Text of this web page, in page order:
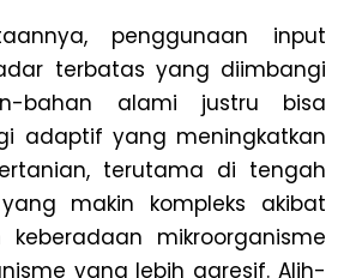
penggunaan input
terbatas yang diimbangi
bahan alami justru bisa
adaptif yang meningkatkan
terutama di tengah
makin kompleks akibat
mikroorganisme
yang lebih agresif. Alih-